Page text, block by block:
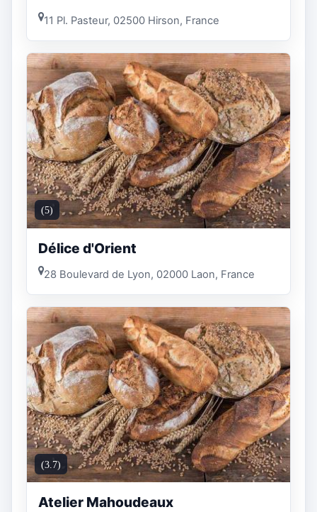
11 Pl. Pasteur, 02500 Hirson, France
(5)
Délice d'Orient
28 Boulevard de Lyon, 02000 Laon, France
(3.7)
Atelier Mahoudeaux